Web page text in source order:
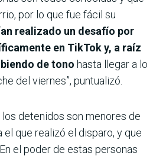
por lo que fue fácil su
realizado un desafío por
en TikTok y, a raíz
de tono hasta llegar a lo
del viernes”, puntualizó.
detenidos son menores de
que realizó el disparo, y que
el poder de estas personas